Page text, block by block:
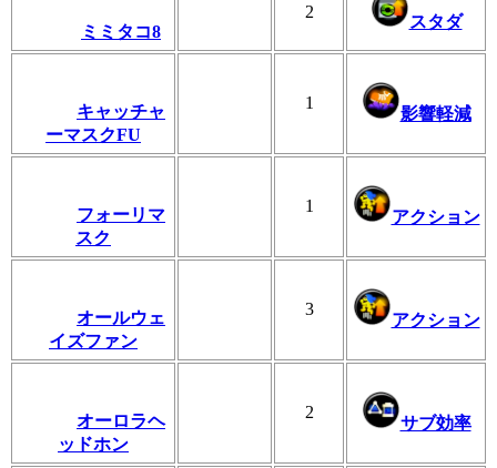
ミミタコ8
2
スタダ
キャッチャ
ーマスクFU
1
影響軽減
フォーリマ
スク
1
アクション
オールウェ
イズファン
3
アクション
オーロラヘ
ッドホン
2
サブ効率